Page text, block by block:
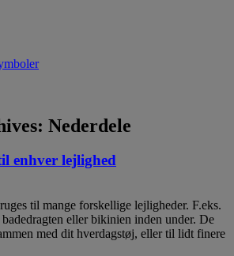
Nederdele
enhver lejlighed
til mange forskellige lejligheder. F.eks.
eller bikinien inden under. De
med dit hverdagstøj, eller til lidt finere